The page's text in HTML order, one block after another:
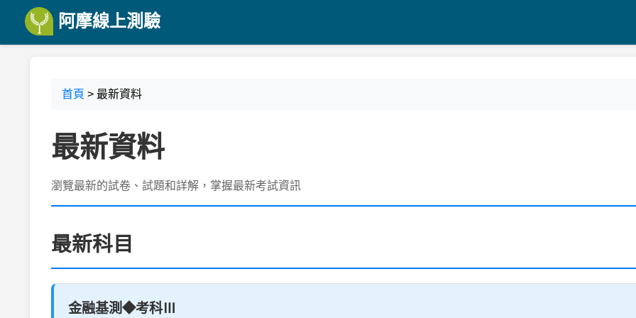
阿摩線上測驗
首頁 > 最新資料
最新資料
瀏覽最新的試卷、試題和詳解，掌握最新考試資訊
最新科目
金融基測◆考科Ⅲ